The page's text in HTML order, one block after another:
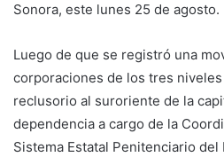
Sonora, este lunes 25 de agosto.
Luego de que se registró una
corporaciones de los tres
reclusorio al suroriente de la
dependencia a cargo de la
Sistema Estatal Penitenciario